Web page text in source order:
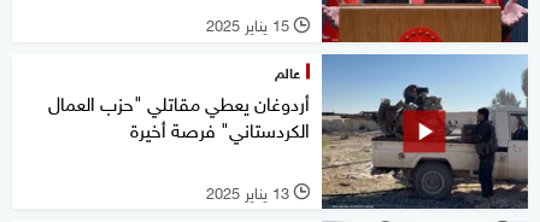
l 15 يناير 2025
عالم
أردوغان يعطي مقاتلي "حزب العمال
الكردستاني" فرصة أخيرة
l 13 يناير 2025